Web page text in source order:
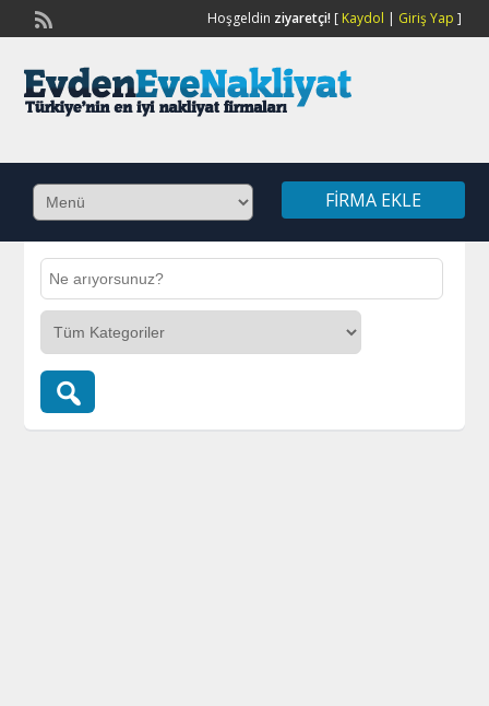
Hoşgeldin ziyaretçi![ Kaydol | Giriş Yap ]
FIRMA EKLE